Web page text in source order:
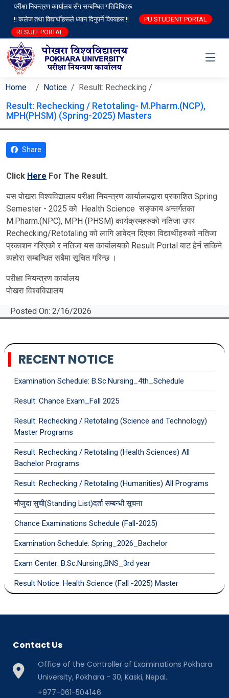
परीक्षा नियन्त्रण कार्यालय सँग सम्बन्धित गतिविधिहरू
!! कलेज तथा विद्यार्थीहरूले ध्यान दिनुपर्ने विषयहरू !!
PU STUDENT PORTAL
RESULT PORTAL
Home Notice Result: Rechecking /
Result: Rechecking / Retotaling- M.Pharm.(NCP),
MPH(PHSM) (Spring-2025) Masters
Share
Click Here For The Result.
यस पोखरा विश्‍वविद्यालय परीक्षा नियन्त्रण कार्यालयद्वारा प्रकाशित Spring
Semester - 2025 को Health Science सङ्काय अन्तर्गतका
M.Pharm.(NPC), MPH (PHSM) कार्यक्रमहरुको नतिजा उपर
Rechecking/Retotaling को लागि आवेदन दिएका विद्यार्थीहरुको नतिजा
प्रकाशन गरिएको र नतिजा यस कार्यालयको Result Portal बाट हेर्न सकिने
व्यहोरा सम्बन्धित सबैमा सूचित गरिन्छ ।
परीक्षा नियन्त्रण कार्यालय
पोखरा विश्‍वविद्यालय
Posted On: 2/16/2026
RECENT NOTICE
Examination Schedule: B.Sc.Nursing_4th_Schedule
Result: Chance Exam_Fall 2025
Result: Rechecking / Retotaling (Science and Technology)
Master Programs
Result: Rechecking / Retotaling (Health Sciences) All
Bachelor Programs
Result: Rechecking / Retotaling (Humanities) All Programs
मौजुदा सुची(Standing List)दर्ता सम्बन्धी सूचना
Chance Examinations Schedule (Fall-2025)
Examination Schedule: Spring_2026_Bachelor
Exam Center: B.Sc.Nursing,BNS_3rd year
Result Notice: Health Science (Fall -2025) Master
Contact Us
Office of the Controller of Examinations Pokhara
University, Pokhara - 30, Kaski, Nepal.
+977-061-504146